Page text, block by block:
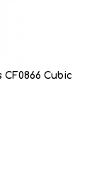
CF0866 Cubic